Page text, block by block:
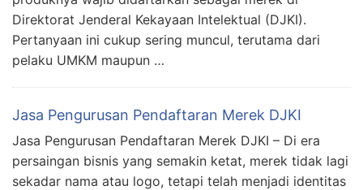
Direktorat Jenderal Kekayaan Intelektual (DJKI).
Pertanyaan ini cukup sering muncul, terutama dari
pelaku UMKM maupun …
Jasa Pengurusan Pendaftaran Merek DJKI
Jasa Pengurusan Pendaftaran Merek DJKI – Di era
persaingan bisnis yang semakin ketat, merek tidak lagi
sekadar nama atau logo, tetapi telah menjadi identitas